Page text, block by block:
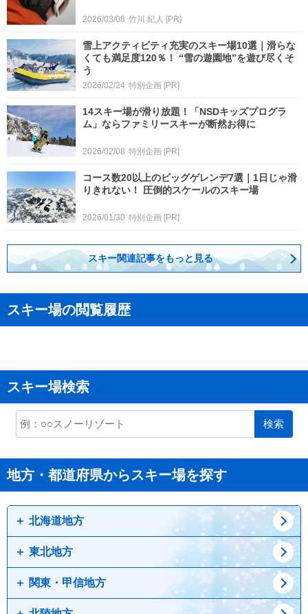
2026/03/08 竹川 紀人 [PR]
雪上アクティビティ充実のスキー場10選｜滑らな
くても満足度120％！ “雪の遊園地”を遊び尽くそ
う
2026/02/24 特別企画 [PR]
14スキー場が滑り放題！「NSDキッズプログラ
ム」ならファミリースキーが断然お得に
2026/02/08 特別企画 [PR]
コース数20以上のビッグゲレンデ7選｜1日じゃ滑
りきれない！ 圧倒的スケールのスキー場
2026/01/30 特別企画 [PR]
スキー関連記事をもっと見る
スキー場の閲覧履歴
スキー場検索
検索
地方・都道府県からスキー場を探す
北海道地方
道北
道央
東北地方
青森県関東・甲信地方